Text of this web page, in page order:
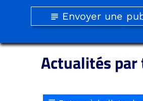
subject Envoyer une
Actualités par